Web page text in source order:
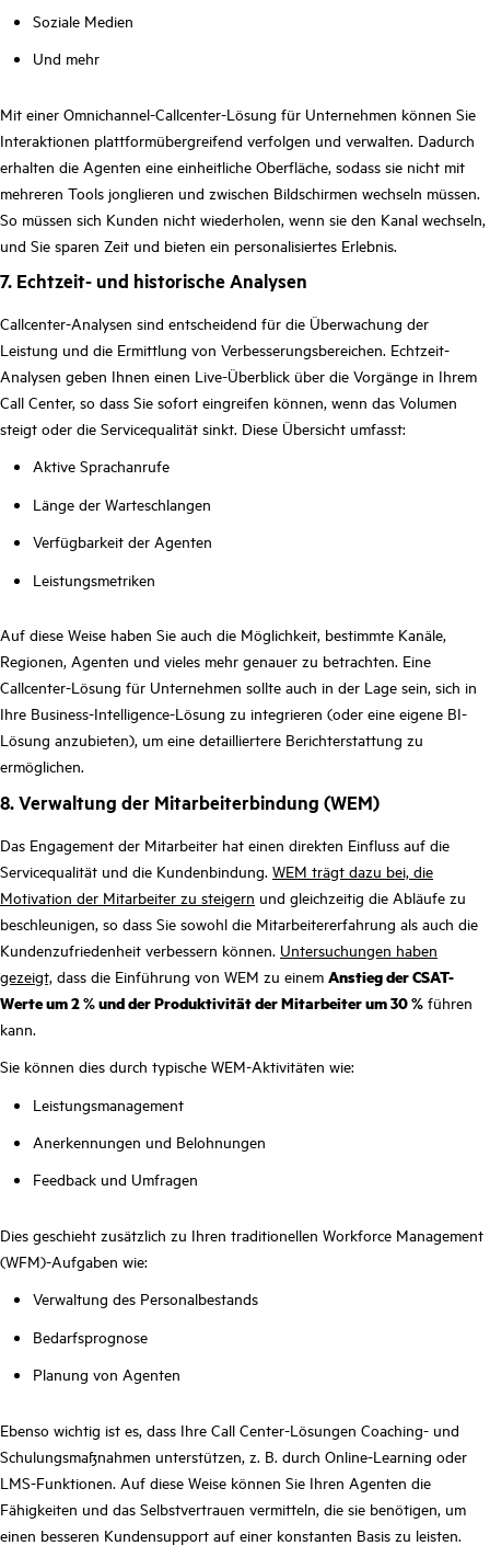
Soziale Medien
Und mehr
Mit einer Omnichannel-Callcenter-Lösung für Unternehmen können Sie
Interaktionen plattformübergreifend verfolgen und verwalten. Dadurch
erhalten die Agenten eine einheitliche Oberfläche, sodass sie nicht mit
mehreren Tools jonglieren und zwischen Bildschirmen wechseln müssen.
So müssen sich Kunden nicht wiederholen, wenn sie den Kanal wechseln,
und Sie sparen Zeit und bieten ein personalisiertes Erlebnis.
7. Echtzeit- und historische Analysen
Callcenter-Analysen sind entscheidend für die Überwachung der
Leistung und die Ermittlung von Verbesserungsbereichen. Echtzeit-
Analysen geben Ihnen einen Live-Überblick über die Vorgänge in Ihrem
Call Center, so dass Sie sofort eingreifen können, wenn das Volumen
steigt oder die Servicequalität sinkt. Diese Übersicht umfasst:
Aktive Sprachanrufe
Länge der Warteschlangen
Verfügbarkeit der Agenten
Leistungsmetriken
Auf diese Weise haben Sie auch die Möglichkeit, bestimmte Kanäle,
Regionen, Agenten und vieles mehr genauer zu betrachten. Eine
Callcenter-Lösung für Unternehmen sollte auch in der Lage sein, sich in
Ihre Business-Intelligence-Lösung zu integrieren (oder eine eigene BI-
Lösung anzubieten), um eine detailliertere Berichterstattung zu
ermöglichen.
8. Verwaltung der Mitarbeiterbindung (WEM)
Das Engagement der Mitarbeiter hat einen direkten Einfluss auf die
Servicequalität und die Kundenbindung. WEM trägt dazu bei, die
Motivation der Mitarbeiter zu steigern und gleichzeitig die Abläufe zu
beschleunigen, so dass Sie sowohl die Mitarbeitererfahrung als auch die
Kundenzufriedenheit verbessern können. Untersuchungen haben
gezeigt, dass die Einführung von WEM zu einem Anstieg der CSAT-
Werte um 2 % und der Produktivität der Mitarbeiter um 30 % führen
kann.
Sie können dies durch typische WEM-Aktivitäten wie:
Leistungsmanagement
Anerkennungen und Belohnungen
Feedback und Umfragen
Dies geschieht zusätzlich zu Ihren traditionellen Workforce Management
(WFM)-Aufgaben wie:
Verwaltung des Personalbestands
Bedarfsprognose
Planung von Agenten
Ebenso wichtig ist es, dass Ihre Call Center-Lösungen Coaching- und
Schulungsmaßnahmen unterstützen, z. B. durch Online-Learning oder
LMS-Funktionen. Auf diese Weise können Sie Ihren Agenten die
Fähigkeiten und das Selbstvertrauen vermitteln, die sie benötigen, um
einen besseren Kundensupport auf einer konstanten Basis zu leisten.